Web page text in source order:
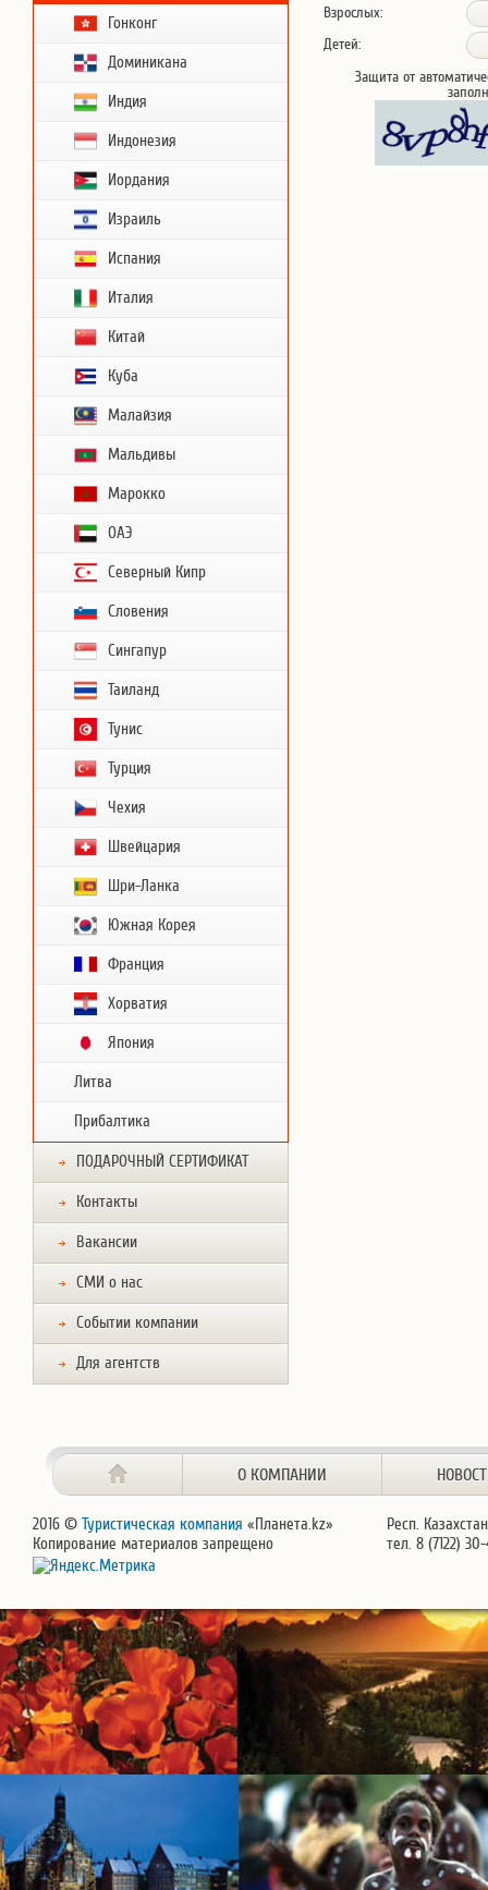
Гонконг
Доминикана
Индия
Индонезия
Иордания
Израиль
Испания
Италия
Китай
Куба
Малайзия
Мальдивы
Марокко
ОАЭ
Северный Кипр
Словения
Сингапур
Таиланд
Тунис
Турция
Чехия
Швейцария
Шри-Ланка
Южная Корея
Франция
Хорватия
Япония
Литва
Прибалтика
ПОДАРОЧНЫЙ СЕРТИФИКАТ
Контакты
Вакансии
СМИ о нас
Событии компании
Для агентств
Взрослых:
Детей:
Защита от
О КОМПАНИИ
2016 © Туристическая компания «Планета.kz»
Копирование материалов запрещено
Респ.
тел. 8 (7122)